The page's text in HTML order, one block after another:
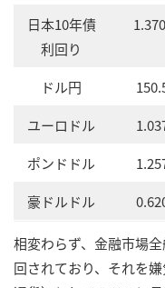
日本10年債
利回り
ドル円
ユーロドル
ポンドドル
豪ドルドル
相変わらず、金融市場
回されており、それを